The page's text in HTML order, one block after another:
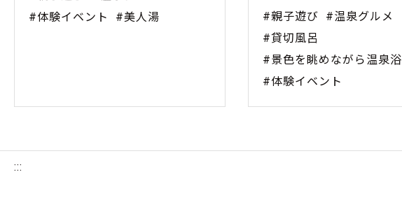
#体験イベント
#美人湯 #親子遊び
#温泉グルメ
#貸切風呂
#景色を眺めながら温泉浴
#体験イベント
:::